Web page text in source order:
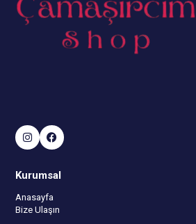
Kurumsal
Anasayfa
Bize Ulaşın